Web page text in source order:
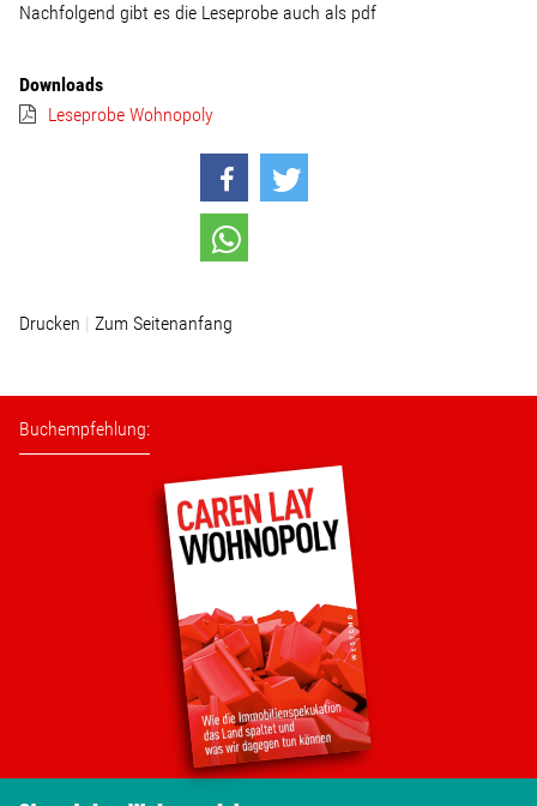
Nachfolgend gibt es die Leseprobe auch als pdf
Downloads
Leseprobe Wohnopoly
Drucken Zum Seitenanfang
Buchempfehlung: